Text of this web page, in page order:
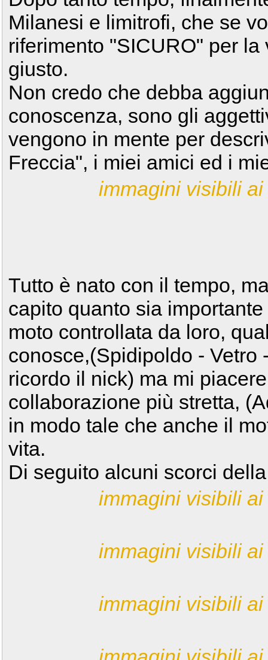
Milanesi e limitrofi, che se
riferimento "SICURO" per
giusto.
Non credo che debba
conoscenza, sono gli
vengono in mente per
Freccia", i miei amici ed i
immagini visibili
Tutto è nato con il tempo,
capito quanto sia
moto controllata da loro,
conosce,(Spidipoldo - Vetro
ricordo il nick) ma mi
collaborazione più stretta,
in modo tale che anche il
vita.
Di seguito alcuni scorci
immagini visibili
immagini visibili
immagini visibili